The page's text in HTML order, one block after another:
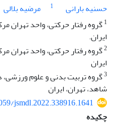
حسنیه بارانی
1 مرضیه بلالی
1گروه رفتار حرکتی، واحد تهران
ایران.
2گروه رفتار حرکتی، واحد تهران
ایران
3گروه تربیت بدنی و علوم
شاهد، تهران، ایران
jsmdl.2022.338916.1641
چکیده